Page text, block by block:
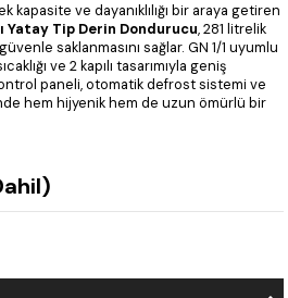
kapasite ve dayanıklılığı bir araya getiren
Yatay Tip Derin Dondurucu, 281 litrelik
saklanmasını sağlar. GN 1/1 uyumlu
ve 2 kapılı tasarımıyla geniş
paneli, otomatik defrost sistemi ve
hem hijyenik hem de uzun ömürlü bir